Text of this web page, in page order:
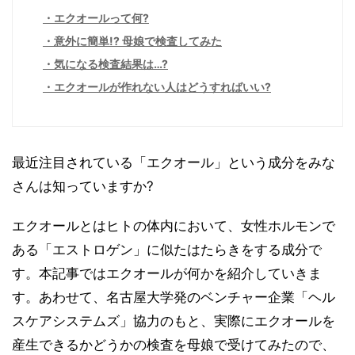
エクオールって何?
意外に簡単!? 母娘で検査してみた
気になる検査結果は…?
エクオールが作れない人はどうすればいい?
最近注目されている「エクオール」という成分をみな
さんは知っていますか?
エクオールとはヒトの体内において、女性ホルモンで
ある「エストロゲン」に似たはたらきをする成分で
す。本記事ではエクオールが何かを紹介していきま
す。あわせて、名古屋大学発のベンチャー企業「ヘル
スケアシステムズ」協力のもと、実際にエクオールを
産生できるかどうかの検査を母娘で受けてみたので、